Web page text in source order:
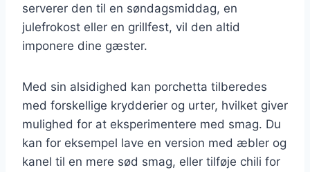
serverer den til en søndagsmiddag, en
julefrokost eller en grillfest, vil den altid
imponere dine gæster.
Med sin alsidighed kan porchetta tilberedes
med forskellige krydderier og urter, hvilket giver
mulighed for at eksperimentere med smag. Du
kan for eksempel lave en version med æbler og
kanel til en mere sød smag, eller tilføje chili for